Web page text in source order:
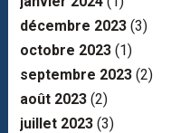
décembre 2023(3)
octobre 2023(1)
septembre 2023(2)
août 2023(2)
juillet 2023(3)